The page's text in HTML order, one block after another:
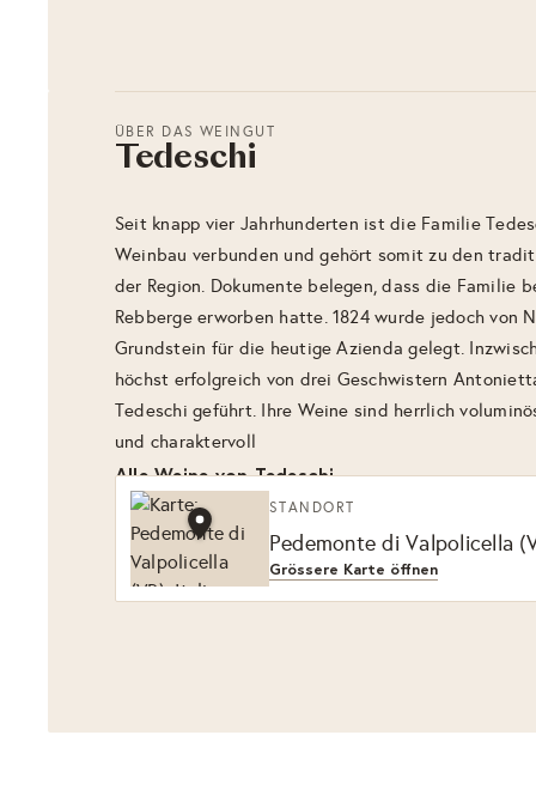
ÜBER DAS WEINGUT
Tedeschi
Seit knapp vier Jahrhunderten ist die Familie
Weinbau verbunden und gehört somit zu den
der Region. Dokumente belegen, dass die Familie
Rebberge erworben hatte. 1824 wurde jedoch von
Grundstein für die heutige Azienda gelegt.
höchst erfolgreich von drei Geschwistern
Tedeschi geführt. Ihre Weine sind herrlich
und charaktervoll
Alle Weine von Tedeschi
STANDORT
Pedemonte di Valpolicella
Grössere Karte öffnen